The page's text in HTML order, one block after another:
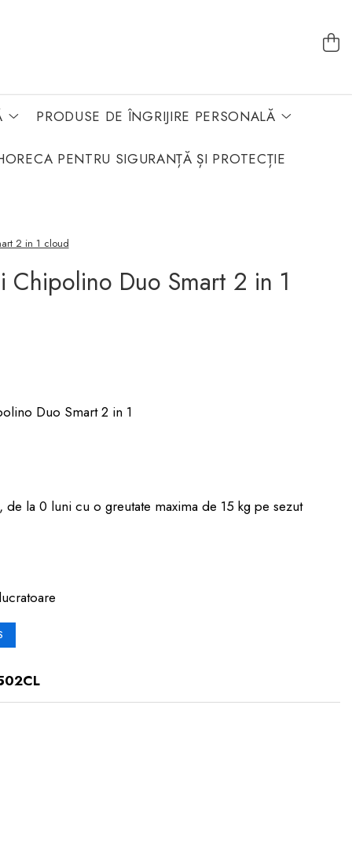
PRODUSE DE ÎNGRIJIRE PERSONALĂ
PENTRU SIGURANȚĂ ȘI PROTECȚIE
2 in 1 cloud
Chipolino Duo Smart 2 in 1
Duo Smart 2 in 1
de la 0 luni cu o greutate maxima de 15 kg pe sezut